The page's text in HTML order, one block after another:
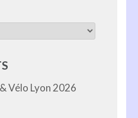
Vélo Lyon 2026